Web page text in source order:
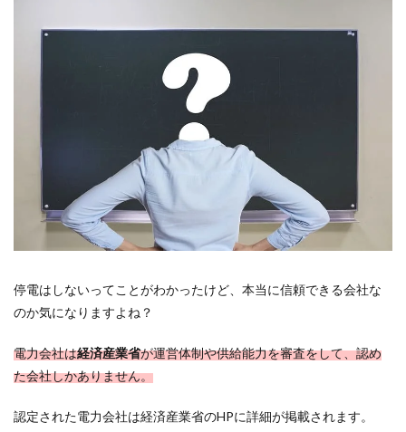
停電はしないってことがわかったけど、本当に信頼できる会社な
のか気になりますよね？
電力会社は経済産業省が運営体制や供給能力を審査をして、認め
た会社しかありません。
認定された電力会社は経済産業省のHPに詳細が掲載されます。